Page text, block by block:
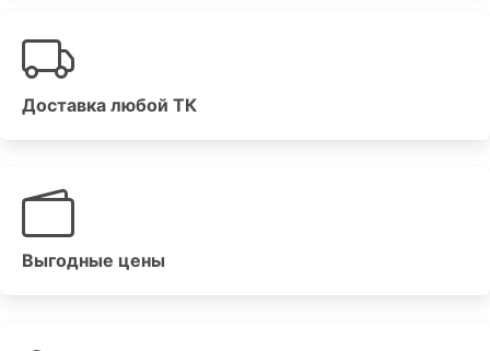
Доставка любой ТК
Выгодные цены